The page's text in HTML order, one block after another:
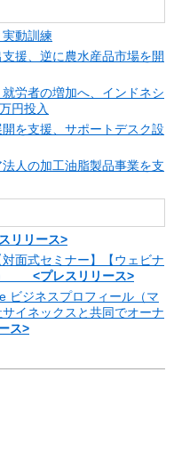
動訓練
援、逆に農水産品市場を開
労者の増加へ、インドネシ
円投入
を支援、サポートデスク設
人の加工油脂製品事業を支
リリース>
面式セミナー】【ウェビナ
） <プレスリリース>
ビジネスプロフィール（マ
イネックスと共同でオーナ
ス>